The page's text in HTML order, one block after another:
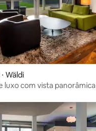
Wäldi
luxo com vista panorâmica